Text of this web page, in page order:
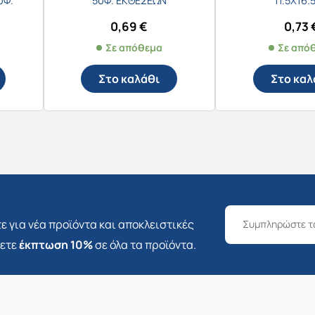
0,69€
Σε απόθεμα
Στο καλάθι
0,73
Σε
Στο
νέα προϊόντα και αποκλειστικές
έκπτωση 10%σε όλα τα προϊόντα.